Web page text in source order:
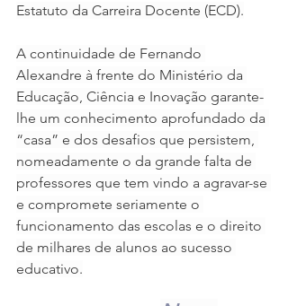
Estatuto da Carreira Docente (ECD).
A continuidade de Fernando
Alexandre à frente do Ministério da
Educação, Ciência e Inovação garante-
lhe um conhecimento aprofundado da
“casa” e dos desafios que persistem,
nomeadamente o da grande falta de
professores que tem vindo a agravar-se
e compromete seriamente o
funcionamento das escolas e o direito
de milhares de alunos ao sucesso
educativo.